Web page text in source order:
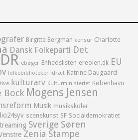
Birgitte Bergman censur Charlotte
Dansk Folkeparti Det
DR ebøger Enhedslisten ereolen.dk EU
folkebiblioteker idræt Katrine Daugaard
kulturarv Kulturministeriet København
Bock Mogens Jensen
Musik musikskoler
scenekunst SF Socialdemokratiet
Sverige Søren
Zenia Stampe